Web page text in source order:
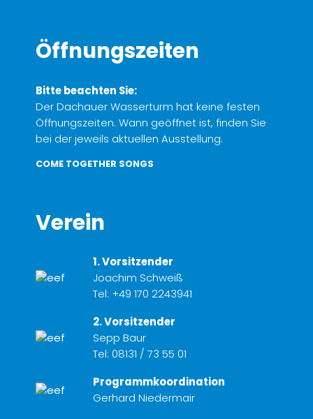
Öffnungszeiten
Bitte beachten Sie:
Der Dachauer Wasserturm hat keine festen
Öffnungszeiten. Wann geöffnet ist, finden Sie
bei der jeweils aktuellen Ausstellung.
COME TOGETHER SONGS
Verein
1. Vorsitzender
Joachim Schweiß
Tel: +49 170 2243941
2. Vorsitzender
Sepp Baur
Tel: 08131 / 73 55 01
Programmkoordination
Gerhard Niedermair